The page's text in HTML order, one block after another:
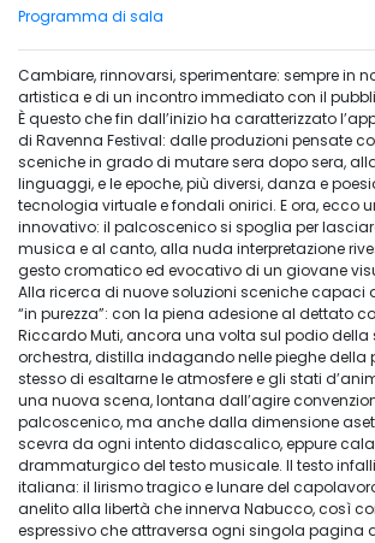
Programma di sala
Cambiare, rinnovarsi, sperimentare: sempre in
artistica e di un incontro immediato con il
È questo che fin dall’inizio ha caratterizzato
di Ravenna Festival: dalle produzioni pensate
sceniche in grado di mutare sera dopo sera,
linguaggi, e le epoche, più diversi, danza e
tecnologia virtuale e fondali onirici. E ora, ecco
innovativo: il palcoscenico si spoglia per
musica e al canto, alla nuda interpretazione
gesto cromatico ed evocativo di un giovane
Alla ricerca di nuove soluzioni sceniche capaci
“in purezza”: con la piena adesione al dettato
Riccardo Muti, ancora una volta sul podio
orchestra, distilla indagando nelle pieghe della
stesso di esaltarne le atmosfere e gli stati
una nuova scena, lontana dall’agire
palcoscenico, ma anche dalla dimensione
scevra da ogni intento didascalico, eppure
drammaturgico del testo musicale. Il testo
italiana: il lirismo tragico e lunare del
anelito alla libertà che innerva Nabucco, così
espressivo che attraversa ogni singola pagina